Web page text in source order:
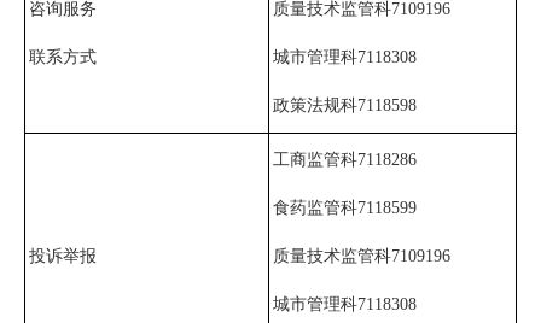
咨询服务
联系方式
质量技术监管科7109196
城市管理科7118308
政策法规科7118598
投诉举报
工商监管科7118286
食药监管科7118599
质量技术监管科7109196
城市管理科7118308